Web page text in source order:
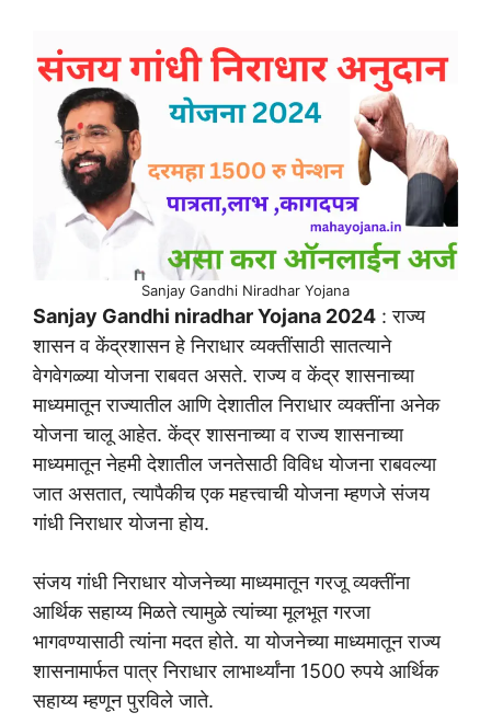
Sanjay Gandhi Niradhar Yojana
Sanjay Gandhi niradhar Yojana 2024 : राज्य
शासन व केंद्रशासन हे निराधार व्यक्तींसाठी सातत्याने
वेगवेगळ्या योजना राबवत असते. राज्य व केंद्र शासनाच्या
माध्यमातून राज्यातील आणि देशातील निराधार व्यक्तींना अनेक
योजना चालू आहेत. केंद्र शासनाच्या व राज्य शासनाच्या
माध्यमातून नेहमी देशातील जनतेसाठी विविध योजना राबवल्या
जात असतात, त्यापैकीच एक महत्त्वाची योजना म्हणजे संजय
गांधी निराधार योजना होय.
संजय गांधी निराधार योजनेच्या माध्यमातून गरजू व्यक्तींना
आर्थिक सहाय्य मिळते त्यामुळे त्यांच्या मूलभूत गरजा
भागवण्यासाठी त्यांना मदत होते. या योजनेच्या माध्यमातून राज्य
शासनामार्फत पात्र निराधार लाभार्थ्यांना 1500 रुपये आर्थिक
सहाय्य म्हणून पुरविले जाते.